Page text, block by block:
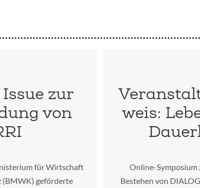
zur
von
für Wirtschaft
(BMWK) geförderte
weis:
Online-Symposium
Bestehen von